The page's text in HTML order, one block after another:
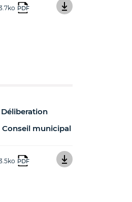
PDF
Déliberation
Conseil municipal
PDF